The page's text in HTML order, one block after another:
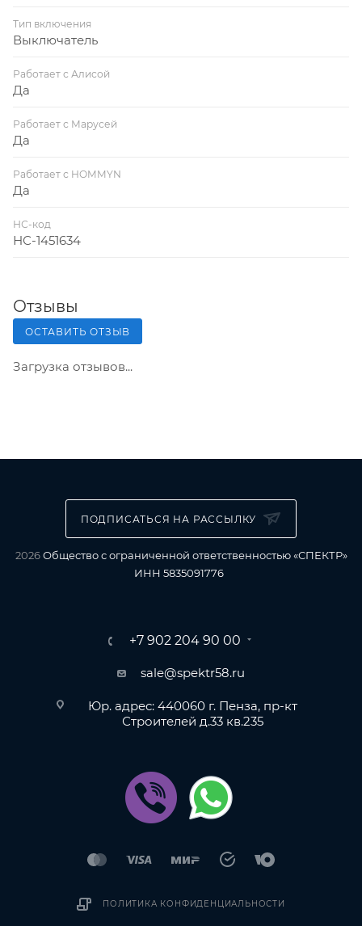
Тип включения
Выключатель
Работает с Алисой
Да
Работает с Марусей
Да
Работает с HOMMYN
Да
НС-код
НС-1451634
Отзывы
ОСТАВИТЬ ОТЗЫВ
Загрузка отзывов...
ПОДПИСАТЬСЯ НА РАССЫЛКУ
2026Общество с ограниченной ответственностью «СПЕКТР»
ИНН 5835091776
+7 902 204 90 00
sale@spektr58.ru
Юр. адрес: 440060 г. Пенза, пр-кт
Строителей д.33 кв.235
ПОЛИТИКА КОНФИДЕНЦИАЛЬНОСТИ